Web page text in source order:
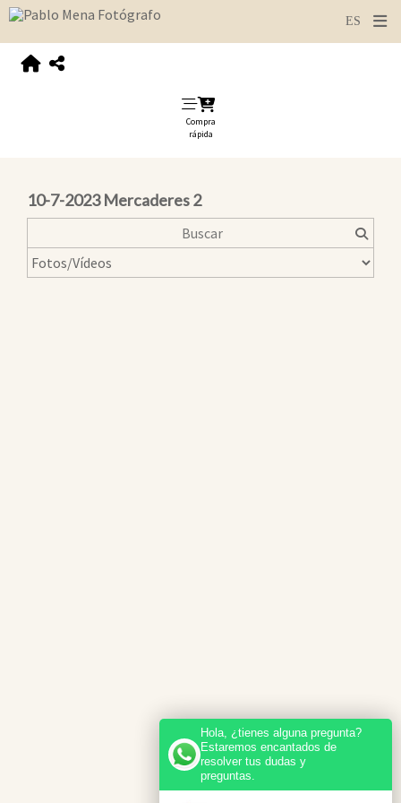
Compra
rápida
10-7-2023 Mercaderes 2
Hola, ¿tienes alguna pregunta?
Estaremos encantados de
resolver tus dudas y
preguntas.